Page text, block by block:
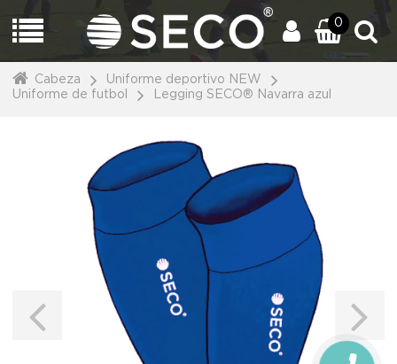
0
Cabeza
Uniforme deportivo NEW
Uniforme de futbol
Legging SECO® Navarra azul